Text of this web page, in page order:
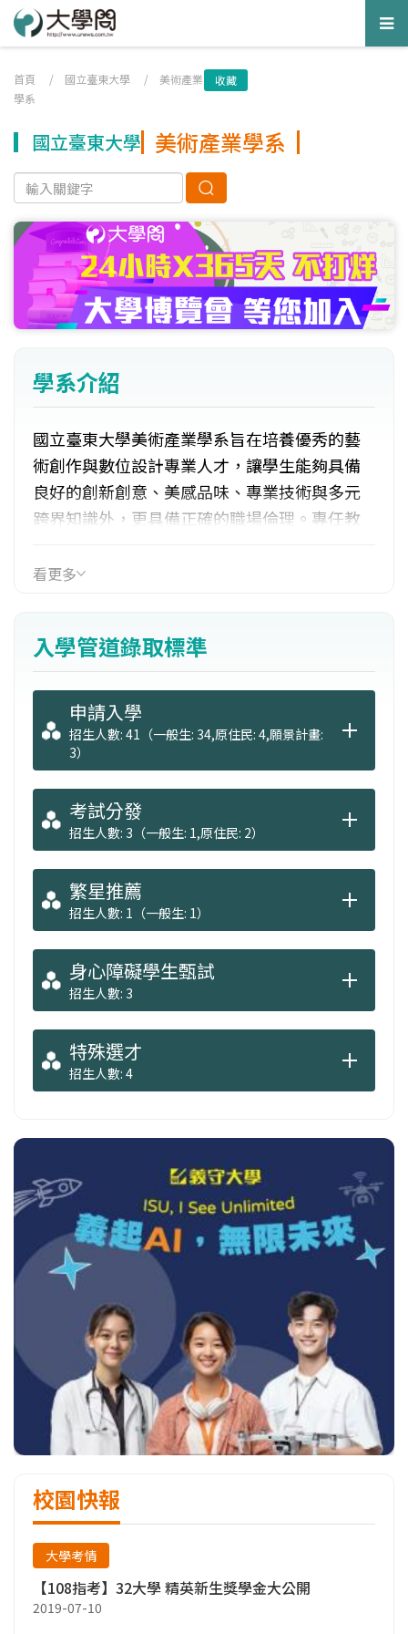
首頁 / 國立臺東大學 / 美術產業
學系
收藏
國立臺東大學 美術產業學系
學系介紹
國立臺東大學美術產業學系旨在培養優秀的藝
術創作與數位設計專業人才，讓學生能夠具備
良好的創新創意、美感品味、專業技術與多元
跨界知識外，更具備正確的職場倫理。專任教
陶藝、繪本、電腦動畫、數位藝術、多媒體、
能。畢業後依個人興趣與未來職涯發展，報考
美術、設計、動畫媒體等研究所進修，或進入
美術產業相關職場發展。
看更多
入學管道錄取標準
申請入學
招生人數: 41（一般生: 34,原住民: 4,願景計畫:
3）
考試分發
招生人數: 3（一般生: 1,原住民: 2）
繁星推薦
招生人數: 1（一般生: 1）
身心障礙學生甄試
招生人數: 3
特殊選才
招生人數: 4
校園快報
大學考情
【108指考】32大學 精英新生獎學金大公開
2019-07-10